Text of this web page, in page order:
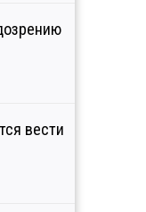
вести